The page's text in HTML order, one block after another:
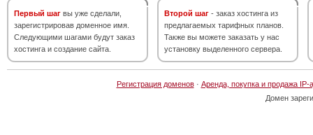
Первый шаг вы уже сделали,
зарегистрировав доменное имя.
Следующими шагами будут заказ
хостинга и создание сайта.
Второй шаг - заказ хостинга из
предлагаемых тарифных планов.
Также вы можете заказать у нас
установку выделенного сервера.
Регистрация доменов· Аренда, покупка и продажа IP-
Домен